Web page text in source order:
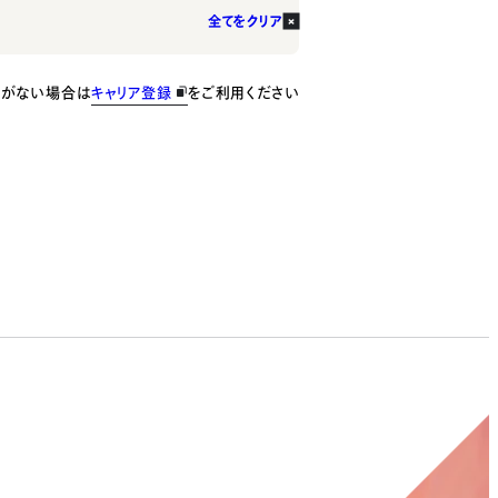
全てをクリア
ない場合はキャリア登録 をご利用ください